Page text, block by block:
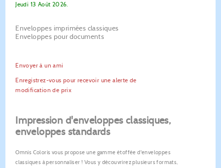
Jeudi 13 Août 2026.
Enveloppes imprimées classiques
Enveloppes pour documents
Envoyer à un ami
Enregistrez-vous pour recevoir une alerte de
modification de prix
Impression d'enveloppes classiques,
enveloppes standards
Omnis Coloris vous propose une gamme étoffée d'enveloppes
classiques à personnaliser ! Vous y découvrirez plusieurs formats,